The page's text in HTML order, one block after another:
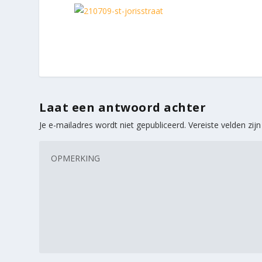
Laat een antwoord achter
Je e-mailadres wordt niet gepubliceerd. Vereiste velden